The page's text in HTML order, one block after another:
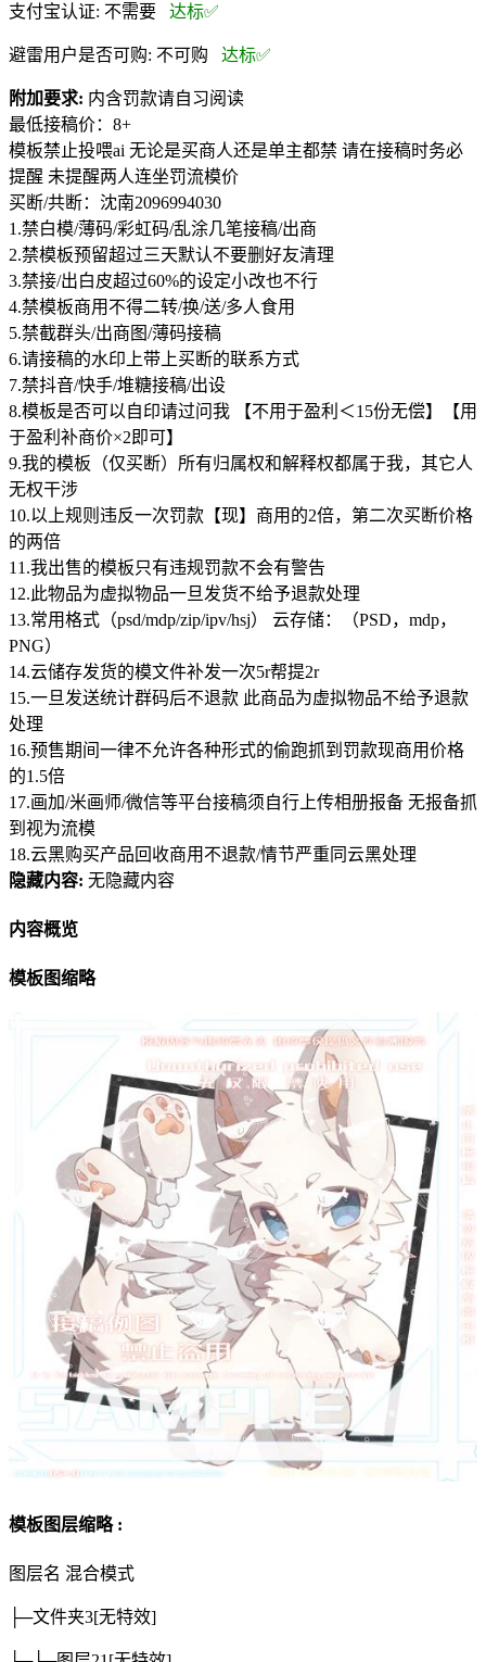
支付宝认证: 不需要 达标✅
避雷用户是否可购: 不可购 达标✅
附加要求: 内含罚款请自习阅读
最低接稿价：8+
模板禁止投喂ai 无论是买商人还是单主都禁 请在接稿时务必
提醒 未提醒两人连坐罚流模价
买断/共断：沈南2096994030
1.禁白模/薄码/彩虹码/乱涂几笔接稿/出商
2.禁模板预留超过三天默认不要删好友清理
3.禁接/出白皮超过60%的设定小改也不行
4.禁模板商用不得二转/换/送/多人食用
5.禁截群头/出商图/薄码接稿
6.请接稿的水印上带上买断的联系方式
7.禁抖音/快手/堆糖接稿/出设
8.模板是否可以自印请过问我 【不用于盈利＜15份无偿】【用
于盈利补商价×2即可】
9.我的模板（仅买断）所有归属权和解释权都属于我，其它人
无权干涉
10.以上规则违反一次罚款【现】商用的2倍，第二次买断价格
的两倍
11.我出售的模板只有违规罚款不会有警告
12.此物品为虚拟物品一旦发货不给予退款处理
13.常用格式（psd/mdp/zip/ipv/hsj） 云存储：（PSD，mdp，
PNG）
14.云储存发货的模文件补发一次5r帮提2r
15.一旦发送统计群码后不退款 此商品为虚拟物品不给予退款
处理
16.预售期间一律不允许各种形式的偷跑抓到罚款现商用价格
的1.5倍
17.画加/米画师/微信等平台接稿须自行上传相册报备 无报备抓
到视为流模
18.云黑购买产品回收商用不退款/情节严重同云黑处理
隐藏内容: 无隐藏内容
内容概览
模板图缩略
模板图层缩略 :
图层名 混合模式
├─文件夹3[无特效]